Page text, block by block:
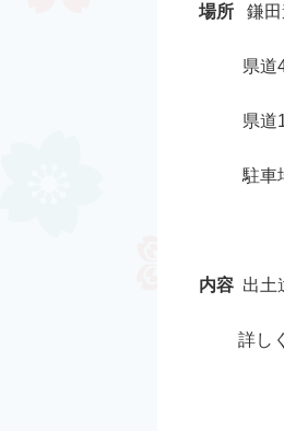
場所 鎌
県道46
県道19
駐車場
内容 出土
詳し